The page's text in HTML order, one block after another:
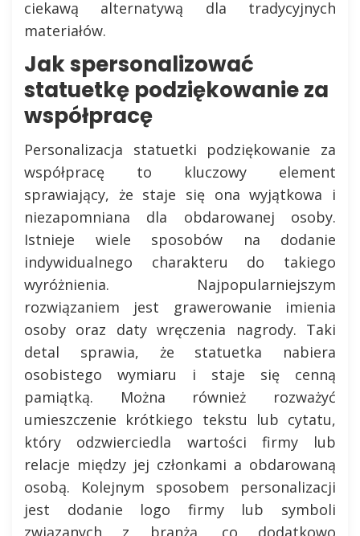
ciekawą alternatywą dla tradycyjnych
materiałów.
Jak spersonalizować
statuetkę podziękowanie za
współpracę
Personalizacja statuetki podziękowanie za
współpracę to kluczowy element
sprawiający, że staje się ona wyjątkowa i
niezapomniana dla obdarowanej osoby.
Istnieje wiele sposobów na dodanie
indywidualnego charakteru do takiego
wyróżnienia. Najpopularniejszym
rozwiązaniem jest grawerowanie imienia
osoby oraz daty wręczenia nagrody. Taki
detal sprawia, że statuetka nabiera
osobistego wymiaru i staje się cenną
pamiątką. Można również rozważyć
umieszczenie krótkiego tekstu lub cytatu,
który odzwierciedla wartości firmy lub
relacje między jej członkami a obdarowaną
osobą. Kolejnym sposobem personalizacji
jest dodanie logo firmy lub symboli
związanych z branżą, co dodatkowo